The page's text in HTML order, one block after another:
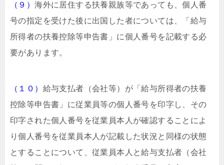
（９）海外に居住する扶養親族等であっても、個人番
号の指定を受けた後に出国した者については、「給与
所得者の扶養控除等申告書」に個人番号を記載する必
要があります。
（１０） 給与支払者（会社等）が「給与所得者の扶養
控除等申告書」に従業員等の個人番号を印字し、その
印字された個人番号を従業員本人が確認することによ
り個人番号を従業員本人が記載した状況と同様の状態
とすることについて、従業員本人と給与支払者（会社